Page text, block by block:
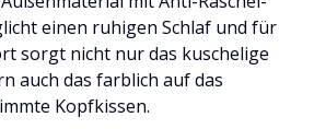
einen ruhigen Schlaf und für
sorgt nicht nur das kuschelige
auch das farblich auf das
Kopfkissen.